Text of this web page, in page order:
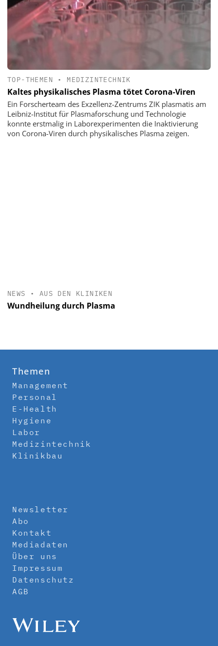
TOP-THEMEN • MEDIZINTECHNIK
Kaltes physikalisches Plasma tötet Corona-Viren
Ein Forscherteam des Exzellenz-Zentrums ZIK plasmatis am
Leibniz-Institut für Plasmaforschung und Technologie
konnte erstmalig in Laborexperimenten die Inaktivierung
von Corona-Viren durch physikalisches Plasma zeigen.
NEWS • AUS DEN KLINIKEN
Wundheilung durch Plasma
Themen
Management
Personal
E-Health
Hygiene
Labor
Medizintechnik
Klinikbau
Newsletter
Abo
Kontakt
Mediadaten
Über uns
Impressum
Datenschutz
AGB